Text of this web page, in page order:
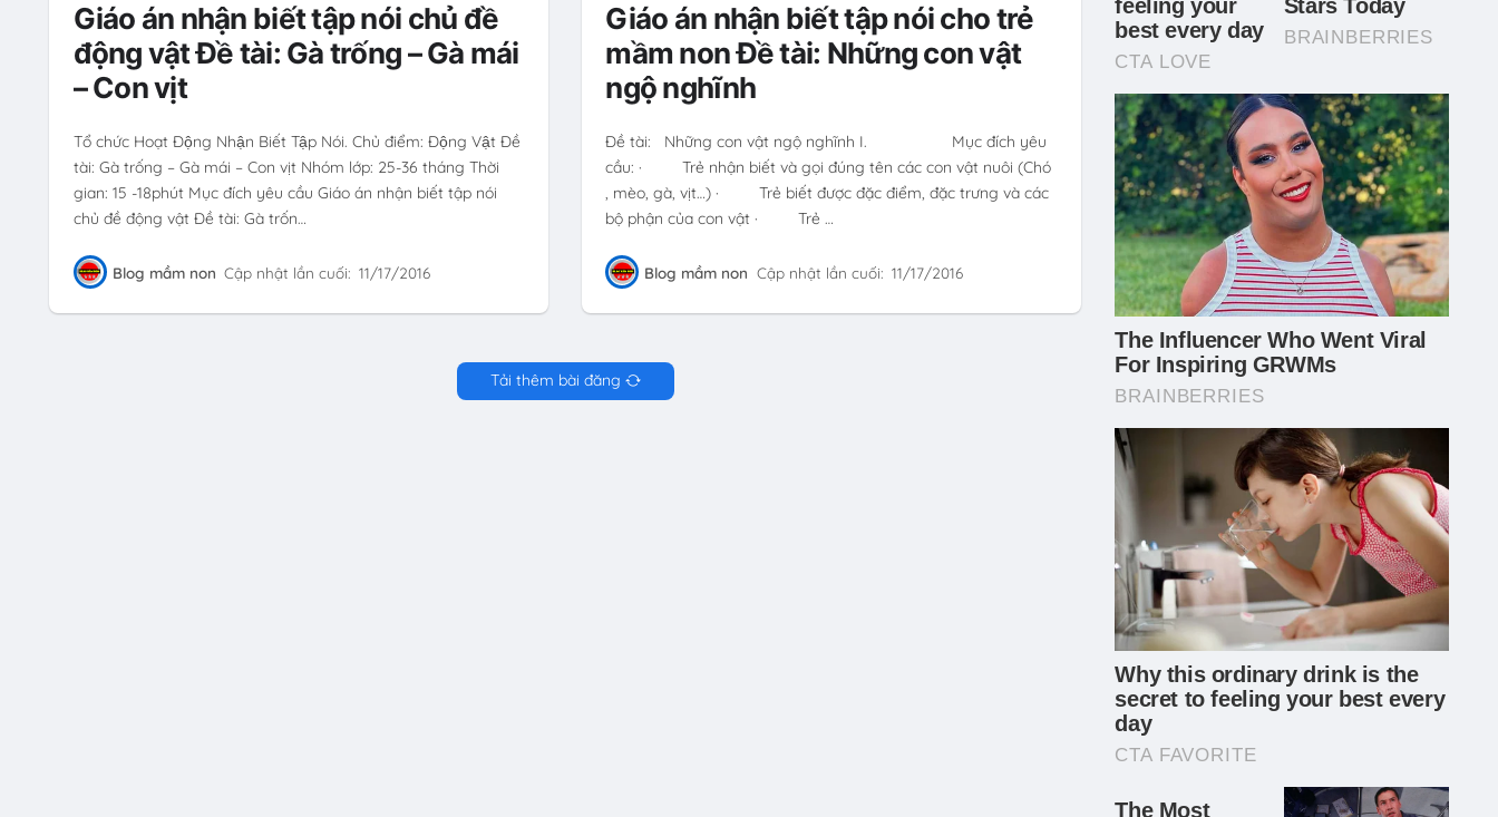
Giáo án nhận biết tập nói chủ đề
động vật Đề tài: Gà trống – Gà mái
– Con vịt
Tổ chức Hoạt Động Nhận Biết Tập Nói. Chủ điểm: Động Vật Đề
tài: Gà trống – Gà mái – Con vịt Nhóm lớp: 25-36 tháng Thời
gian: 15 -18phút Mục đích yêu cầu Giáo án nhận biết tập nói
chủ đề động vật Đề tài: Gà trốn…
Blog mầm non Cập nhật lần cuối: 11/17/2016
Giáo án nhận biết tập nói cho trẻ
mầm non Đề tài: Những con vật
ngộ nghĩnh
Đề tài: Những con vật ngộ nghĩnh I. Mục đích yêu
cầu: · Trẻ nhận biết và gọi đúng tên các con vật nuôi (Chó
, mèo, gà, vịt…) · Trẻ biết được đặc điểm, đặc trưng và các
bộ phận của con vật · Trẻ …
Blog mầm non Cập nhật lần cuối: 11/17/2016
Tải thêm bài đăng